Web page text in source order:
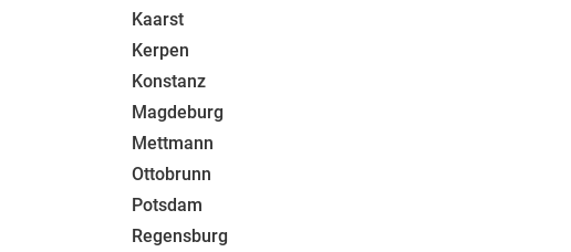
Kaarst
Kerpen
Konstanz
Magdeburg
Mettmann
Ottobrunn
Potsdam
Regensburg